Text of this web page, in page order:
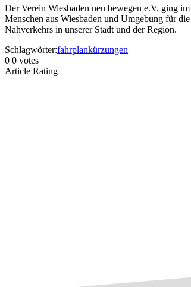
Der Verein Wiesbaden neu bewegen e.V. ging
Menschen aus Wiesbaden und Umgebung für
Nahverkehrs in unserer Stadt und der Region.
Schlagwörter:fahrplankürzungen
0 0 votes
Article Rating